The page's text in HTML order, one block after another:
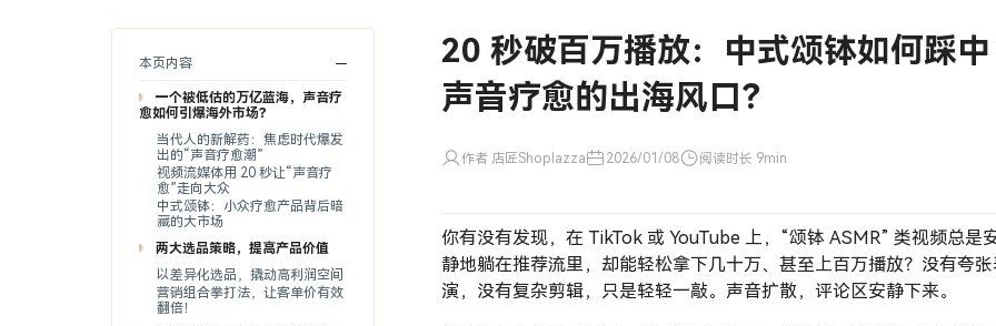
本页内容
一个被低估的万亿蓝海，声音疗
愈如何引爆海外市场？
当代人的新解药：焦虑时代爆发
出的“声音疗愈潮”
视频流媒体用 20 秒让“声音疗
愈”走向大众
中式颂钵：小众疗愈产品背后暗
藏的大市场
两大选品策略，提高产品价值
以差异化选品，撬动高利润空间
营销组合拳打法，让客单价有效
翻倍！
20 秒破百万播放：中式颂钵如何踩中
声音疗愈的出海风口？
作者 店匠Shoplazza 2026/01/08 阅读时长 9min
你有没有发现，在 TikTok 或 YouTube 上，“颂钵 ASMR” 类视频总是
静地躺在推荐流里，却能轻松拿下几十万、甚至上百万播放？没有夸
演，没有复杂剪辑，只是轻轻一敲。声音扩散，评论区安静下来。